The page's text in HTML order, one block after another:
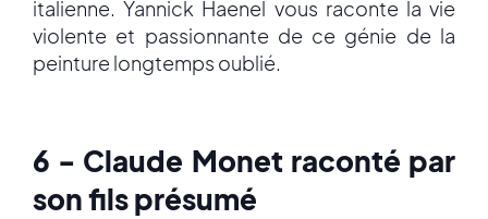
italienne. Yannick Haenel vous raconte la vie
violente et passionnante de ce génie de la
peinture longtemps oublié.
6 - Claude Monet raconté par
son fils présumé